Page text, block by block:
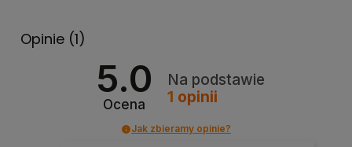
Opinie (1)
5.0
Ocena
Na podstawie
1 opinii
Jak zbieramy opinie?